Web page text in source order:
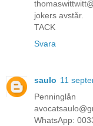
jokers avstår.
TACK
Svara
saulo 11
WhatsApp: